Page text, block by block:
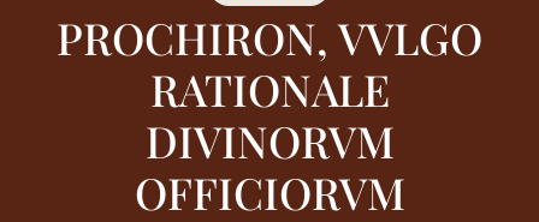
PROCHIRON, VVLGO
RATIONALE
DIVINORVM
OFFICIORVM